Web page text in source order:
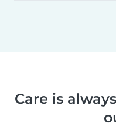
Care is